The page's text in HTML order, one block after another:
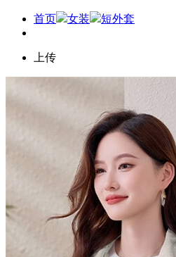
首页 女装 短外套
上传